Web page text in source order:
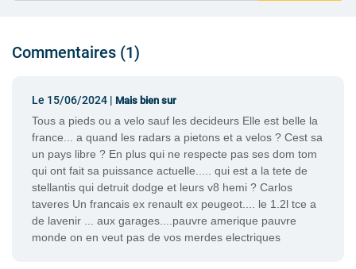
Commentaires (1)
Le 15/06/2024 | Mais bien sur
Tous a pieds ou a velo sauf les decideurs Elle est belle la
france... a quand les radars a pietons et a velos ? Cest sa
un pays libre ? En plus qui ne respecte pas ses dom tom
qui ont fait sa puissance actuelle..... qui est a la tete de
stellantis qui detruit dodge et leurs v8 hemi ? Carlos
taveres Un francais ex renault ex peugeot.... le 1.2l tce a
de lavenir ... aux garages....pauvre amerique pauvre
monde on en veut pas de vos merdes electriques